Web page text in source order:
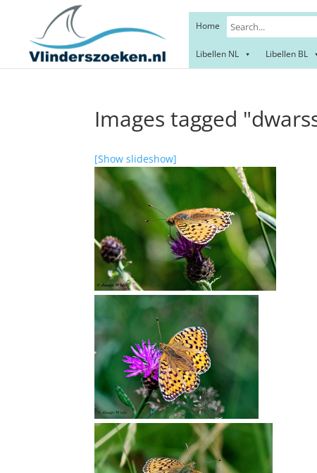
Home
Libellen NL Libellen BL
Images tagged
[Show slideshow]